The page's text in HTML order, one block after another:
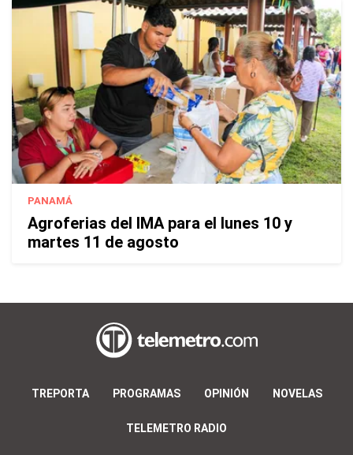
PANAMÁ
Agroferias del IMA para el lunes 10 y
martes 11 de agosto
TREPORTA PROGRAMAS OPINIÓN NOVELAS
TELEMETRO RADIO